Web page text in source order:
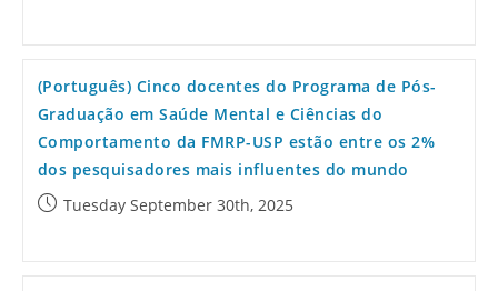
(Português) Cinco docentes do Programa de Pós-
Graduação em Saúde Mental e Ciências do
Comportamento da FMRP-USP estão entre os 2%
dos pesquisadores mais influentes do mundo
Tuesday September 30th, 2025